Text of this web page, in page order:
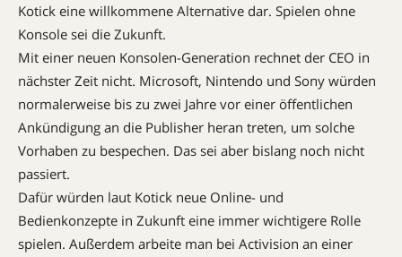
Kotick eine willkommene Alternative dar. Spielen ohne
Konsole sei die Zukunft.
Mit einer neuen Konsolen-Generation rechnet der CEO in
nächster Zeit nicht. Microsoft, Nintendo und Sony würden
normalerweise bis zu zwei Jahre vor einer öffentlichen
Ankündigung an die Publisher heran treten, um solche
Vorhaben zu bespechen. Das sei aber bislang noch nicht
passiert.
Dafür würden laut Kotick neue Online- und
Bedienkonzepte in Zukunft eine immer wichtigere Rolle
spielen. Außerdem arbeite man bei Activision an einer